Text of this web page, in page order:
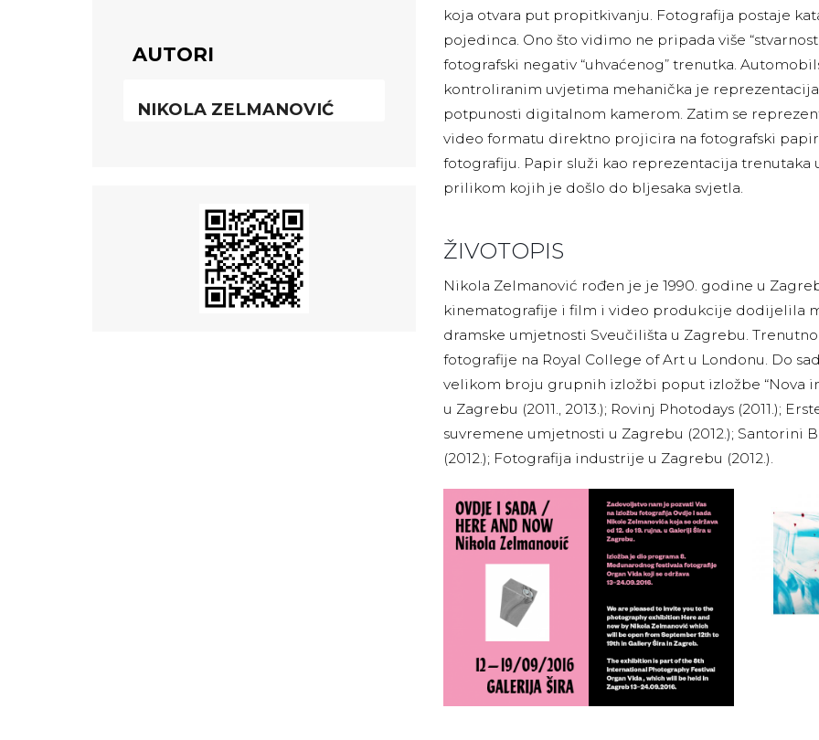
AUTORI
NIKOLA ZELMANOVIĆ
koja otvara put propitkivanju. Fotografija postaje
pojedinca. Ono što vidimo ne pripada više
fotografski negativ “uhvaćenog” trenutka.
kontroliranim uvjetima mehanička je
potpunosti digitalnom kamerom. Zatim se
video formatu direktno projicira na fotografski
fotografiju. Papir služi kao reprezentacija trenutaka
prilikom kojih je došlo do bljesaka svjetla.
ŽIVOTOPIS
Nikola Zelmanović rođen je je 1990. godine u
kinematografije i film i video produkcije dodijelila
dramske umjetnosti Sveučilišta u Zagrebu.
fotografije na Royal College of Art u Londonu. Do
velikom broju grupnih izložbi poput izložbe “Nova
u Zagrebu (2011., 2013.); Rovinj Photodays (2011.);
suvremene umjetnosti u Zagrebu (2012.); Santorini
(2012.); Fotografija industrije u Zagrebu (2012.).